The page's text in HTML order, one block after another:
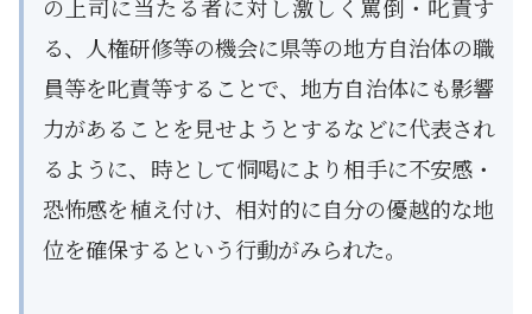
の上司に当たる者に対し激しく罵倒・叱責す
る、人権研修等の機会に県等の地方自治体の職
員等を叱責等することで、地方自治体にも影響
力があることを見せようとするなどに代表され
るように、時として恫喝により相手に不安感・
恐怖感を植え付け、相対的に自分の優越的な地
位を確保するという行動がみられた。